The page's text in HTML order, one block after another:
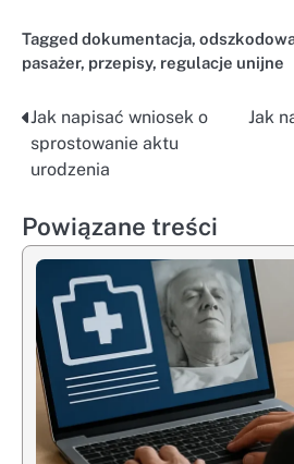
Tagged dokumentacja,
pasażer, przepisy, regulacje unijne
Nawigacja
wpisu
Jak napisać wniosek o
sprostowanie aktu
urodzenia
Jak
Powiązane treści